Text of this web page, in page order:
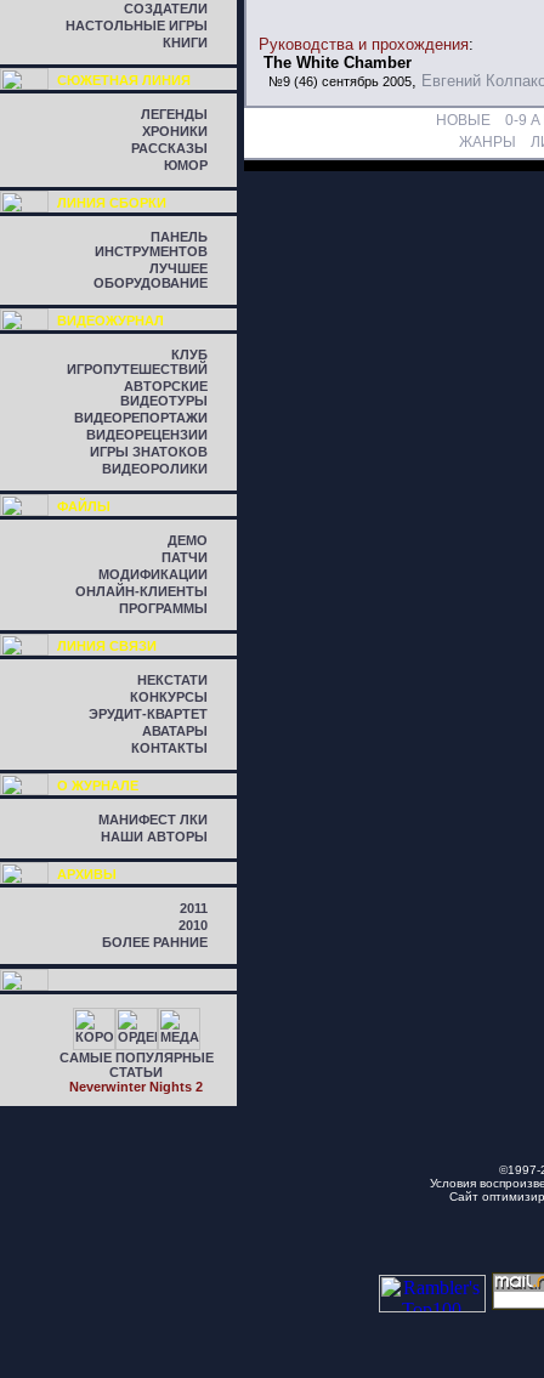
СОЗДАТЕЛИ
НАСТОЛЬНЫЕ ИГРЫ
КНИГИ
СЮЖЕТНАЯ ЛИНИЯ
ЛЕГЕНДЫ
ХРОНИКИ
РАССКАЗЫ
ЮМОР
ЛИНИЯ СБОРКИ
ПАНЕЛЬ
ИНСТРУМЕНТОВ
ЛУЧШЕЕ
ОБОРУДОВАНИЕ
ВИДЕОЖУРНАЛ
КЛУБ
ИГРОПУТЕШЕСТВИЙ
АВТОРСКИЕ
ВИДЕОТУРЫ
ВИДЕОРЕПОРТАЖИ
ВИДЕОРЕЦЕНЗИИ
ИГРЫ ЗНАТОКОВ
ВИДЕОРОЛИКИ
ФАЙЛЫ
ДЕМО
ПАТЧИ
МОДИФИКАЦИИ
ОНЛАЙН-КЛИЕНТЫ
ПРОГРАММЫ
ЛИНИЯ СВЯЗИ
НЕКСТАТИ
КОНКУРСЫ
ЭРУДИТ-КВАРТЕТ
АВАТАРЫ
КОНТАКТЫ
О ЖУРНАЛЕ
МАНИФЕСТ ЛКИ
НАШИ АВТОРЫ
АРХИВЫ
2011
2010
БОЛЕЕ РАННИЕ
САМЫЕ ПОПУЛЯРНЫЕ
СТАТЬИ
Neverwinter Nights 2
Руководства и прохождения:
The White Chamber
№9 (46) сентябрь 2005, Евгений
НОВЫЕ 0-9 A
ЖАНРЫ
Условия
Сайт